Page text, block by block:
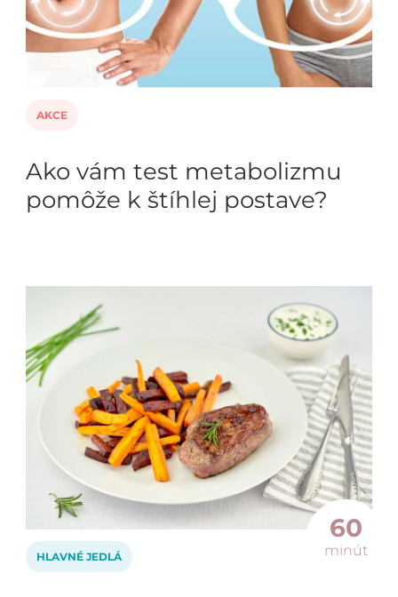
AKCE
Ako vám test metabolizmu
pomôže k štíhlej postave?
60
minút
HLAVNÉ JEDLÁ